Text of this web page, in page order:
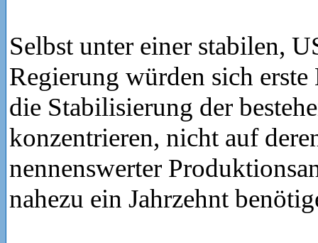
Selbst unter einer stabilen,
Regierung würden sich
die Stabilisierung der
konzentrieren, nicht auf
nennenswerter
nahezu ein Jahrzehnt